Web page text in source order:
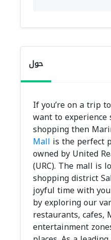
حول
If you’re on a trip
want to experience
shopping then
Mall is the perfect
owned by United
(URC). The mall is
shopping district
joyful time with
by exploring our
restaurants, cafes,
entertainment